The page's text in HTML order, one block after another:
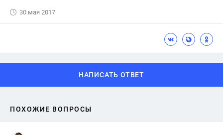
30 мая 2017
НАПИСАТЬ ОТВЕТ
ПОХОЖИЕ ВОПРОСЫ